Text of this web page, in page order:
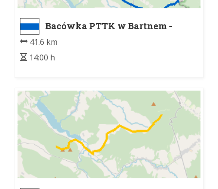
Bacówka PTTK w Bartnem -
41.6 km
14:00 h